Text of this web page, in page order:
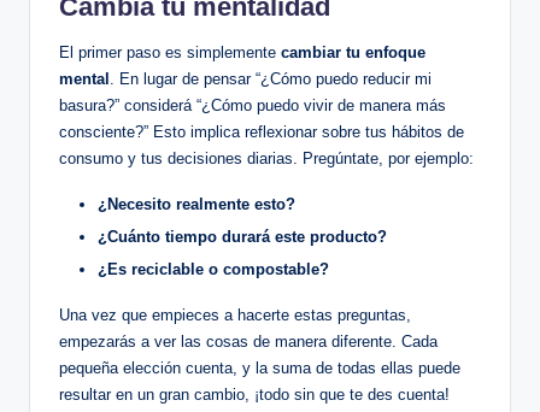
Cambia tu mentalidad
El primer paso es simplemente cambiar tu enfoque
mental
. En lugar de pensar “¿Cómo puedo reducir mi
basura?” considerá “¿Cómo puedo vivir de manera más
consciente?” Esto implica reflexionar sobre tus hábitos de
consumo y tus decisiones diarias. Pregúntate, por ejemplo:
¿Necesito realmente esto?
¿Cuánto tiempo durará este producto?
¿Es reciclable o compostable?
Una vez que empieces a hacerte estas preguntas,
empezarás a ver las cosas de manera diferente. Cada
pequeña elección cuenta, y la suma de todas ellas puede
resultar en un gran cambio, ¡todo sin que te des cuenta!